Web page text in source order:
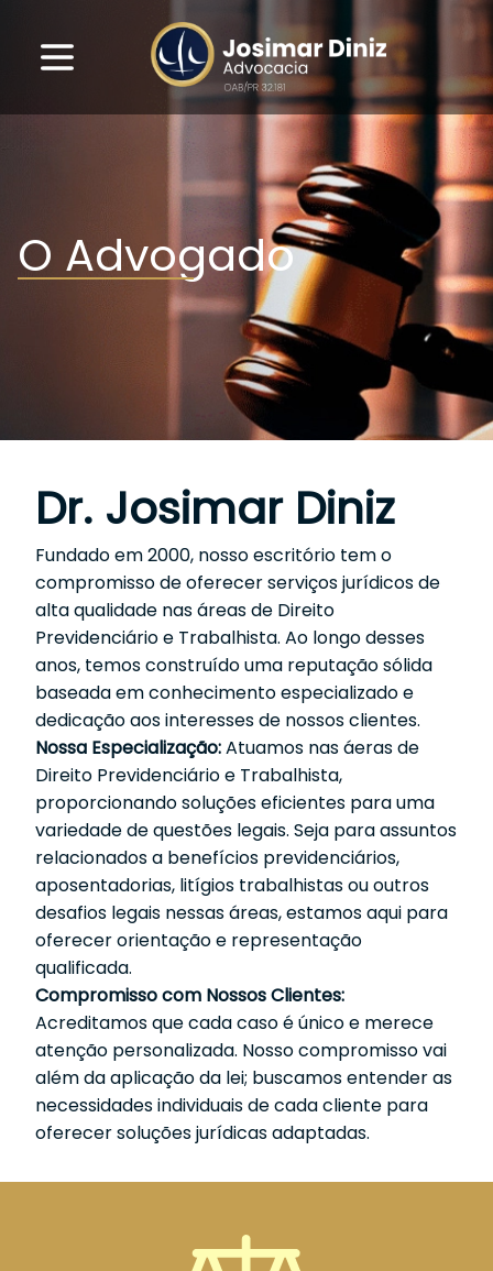
O Advogado
Dr. Josimar Diniz
Fundado em 2000, nosso escritório tem o
compromisso de oferecer serviços jurídicos de
alta qualidade nas áreas de Direito
Previdenciário e Trabalhista. Ao longo desses
anos, temos construído uma reputação sólida
baseada em conhecimento especializado e
dedicação aos interesses de nossos clientes.
Nossa Especialização:Atuamos nas áeras de
Direito Previdenciário e Trabalhista,
proporcionando soluções eficientes para uma
variedade de questões legais. Seja para assuntos
relacionados a benefícios previdenciários,
aposentadorias, litígios trabalhistas ou outros
desafios legais nessas áreas, estamos aqui para
oferecer orientação e representação
qualificada.
Compromisso com Nossos Clientes:
Acreditamos que cada caso é único e merece
atenção personalizada. Nosso compromisso vai
além da aplicação da lei; buscamos entender as
necessidades individuais de cada cliente para
oferecer soluções jurídicas adaptadas.